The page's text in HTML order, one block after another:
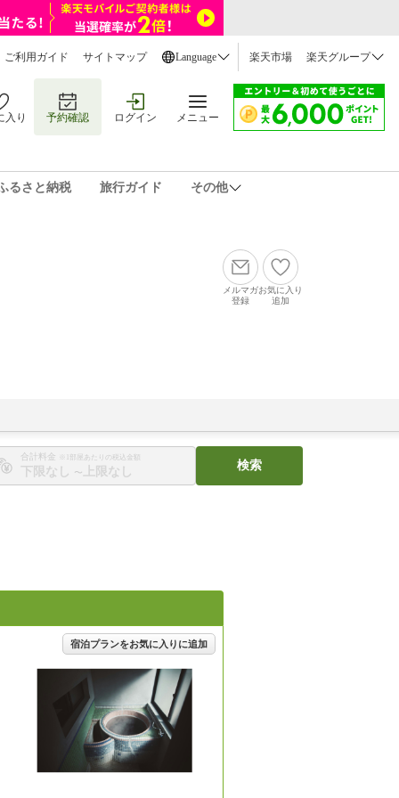
ご利用ガイド サイトマップ Language 楽天市場 楽天グループ
入り 予約確認 ログイン メニュー
るさと納税 旅行ガイド その他
メルマガ
登録
お気に入り
追加
合計料金 ※1部屋あたりの税込金額
〜
検索
宿泊プランをお気に入りに追加